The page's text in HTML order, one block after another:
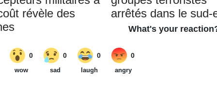
révèle des
arrêtés dans le sud-